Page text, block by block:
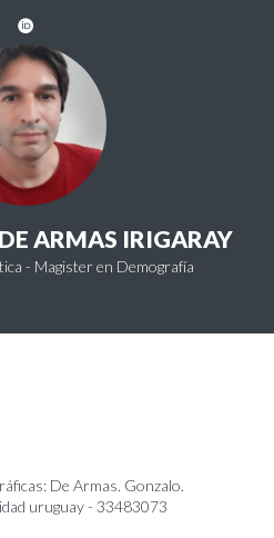
ARMAS IRIGARAY
- Magister en Demografía
De Armas. Gonzalo.
uruguay - 33483073